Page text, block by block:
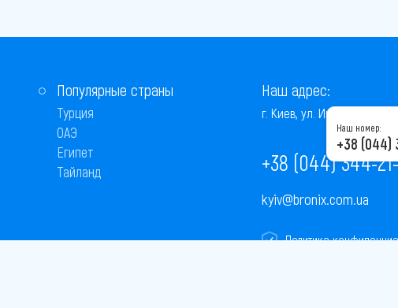
Популярные страны
Турция
ОАЭ
Египет
Тайланд
Наш адрес:
г. Киев, ул. Институтская,
+38 (044) 344-
kyiv@bronix.com.ua
Политика
Наш номер:
+38 (044)